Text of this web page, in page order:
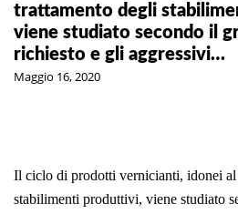
trattamento degli
viene studiato secondo il
richiesto e gli aggressivi…
Maggio 16, 2020
Il ciclo di prodotti vernicianti, idonei al
stabilimenti produttivi, viene studiato